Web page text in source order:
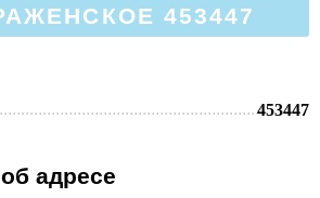
453447
453447
адресе